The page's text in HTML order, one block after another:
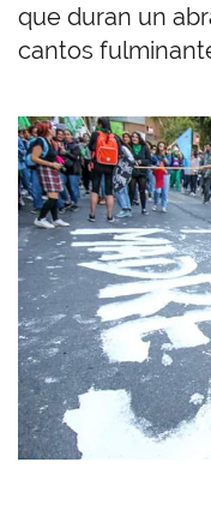
que duran un
cantos